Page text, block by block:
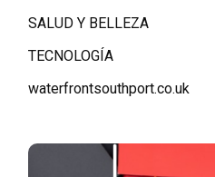
SALUD Y BELLEZA
TECNOLOGÍA
waterfrontsouthport.co.uk